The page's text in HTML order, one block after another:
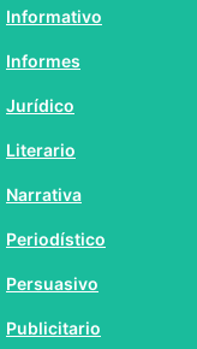
Informativo
Informes
Jurídico
Literario
Narrativa
Periodístico
Persuasivo
Publicitario